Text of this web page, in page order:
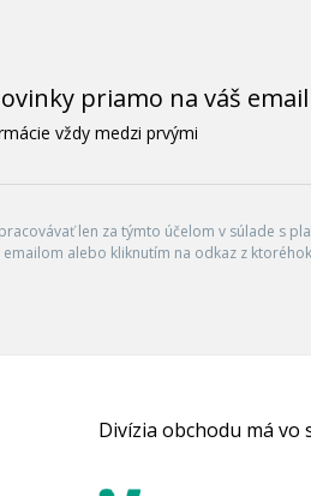
priamo na váš email
vždy medzi prvými
len za týmto účelom v súlade s
alebo kliknutím na odkaz z
Divízia obchodu má